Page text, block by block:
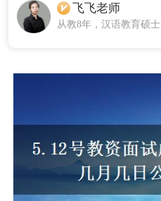
飞飞老师
从教8年，汉语教育硕士